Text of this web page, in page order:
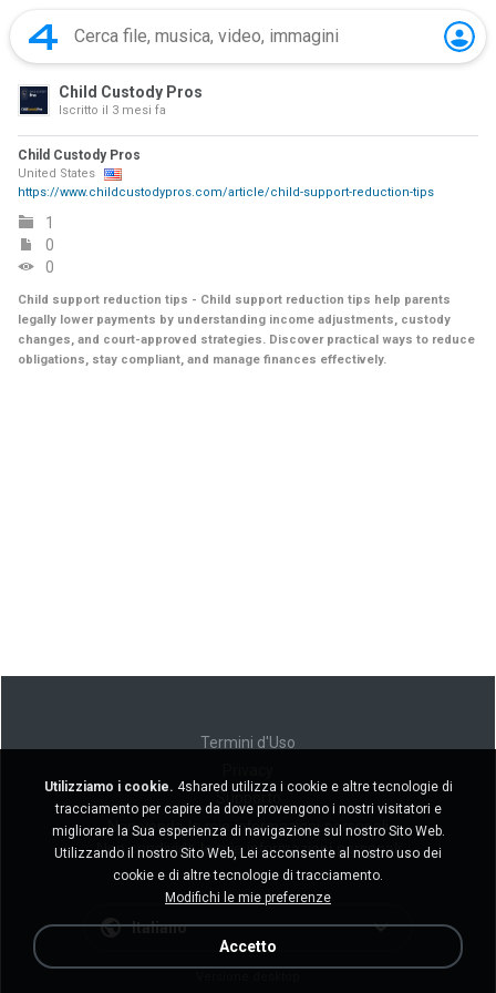
Child Custody Pros
Iscritto il 3 mesi fa
Child Custody Pros
United States
https://www.childcustodypros.com/article/child-support-reduction-tips
1
0
0
Child support reduction tips - Child support reduction tips help parents
legally lower payments by understanding income adjustments, custody
changes, and court-approved strategies. Discover practical ways to reduce
obligations, stay compliant, and manage finances effectively.
Termini d'Uso
Non venda le mie informazioni personali
Non condivida le mie informazioni personali
Italiano
Utilizziamo i cookie. 4shared utilizza i cookie e altre tecnologie di
tracciamento per capire da dove provengono i nostri visitatori e
migliorare la Sua esperienza di navigazione sul nostro Sito Web.
Utilizzando il nostro Sito Web, Lei acconsente al nostro uso dei
cookie e di altre tecnologie di tracciamento.
Modifichi le mie preferenze
Accetto